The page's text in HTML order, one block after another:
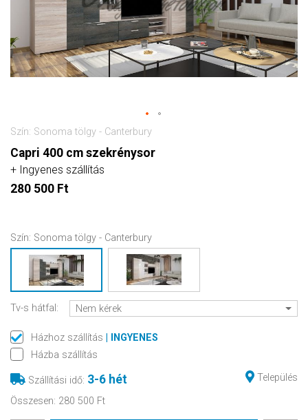
Szín: Sonoma tölgy - Canterbury
Capri 400 cm szekrénysor
+ Ingyenes szállítás
280 500 Ft
Szín: Sonoma tölgy - Canterbury
Tv-s hátfal: Nem kérek
Házhoz szállítás
| INGYENES
Házba szállítás
Szállítási idő: 3-6 hét
Település
Összesen: 280 500 Ft